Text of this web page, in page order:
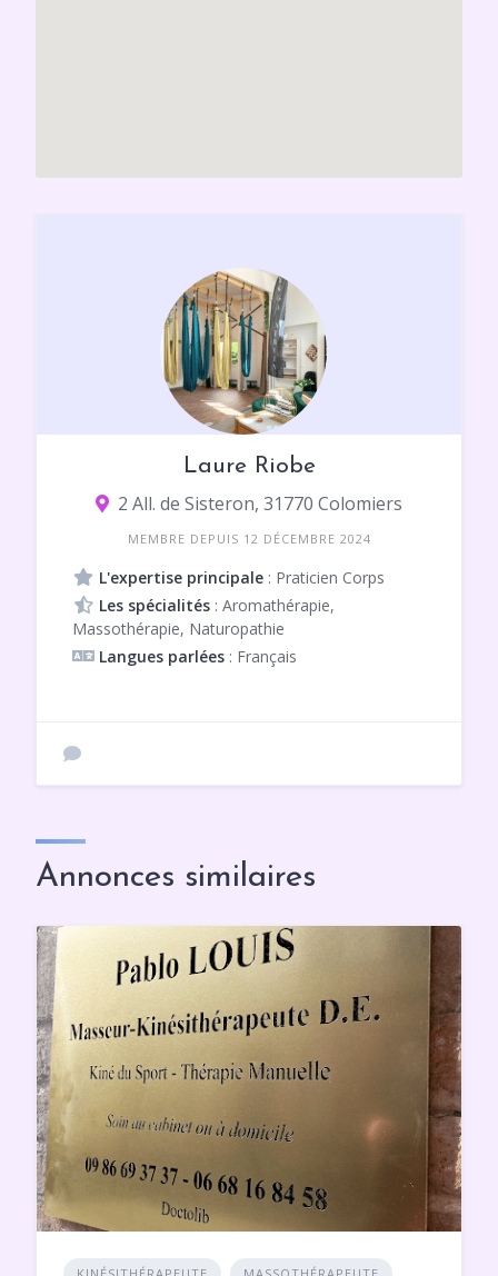
Laure Riobe
2 All. de Sisteron, 31770 Colomiers
MEMBRE DEPUIS 12 DÉCEMBRE 2024
L'expertise principale : Praticien Corps
Les spécialités : Aromathérapie,
Massothérapie, Naturopathie
Langues parlées : Français
Annonces similaires